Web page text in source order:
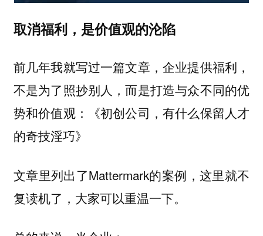
取消福利，是价值观的沦陷
前几年我就写过一篇文章，企业提供福利，
不是为了照抄别人，而是打造与众不同的优
势和价值观：《初创公司，有什么保留人才
的奇技淫巧》
文章里列出了Mattermark的案例，这里就不
复读机了，大家可以重温一下。